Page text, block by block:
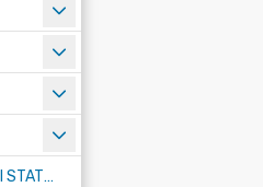
PODSTAWOWA KWOTA DOTACJI I STATYSTYCZNA LICZBA UCZNIÓW